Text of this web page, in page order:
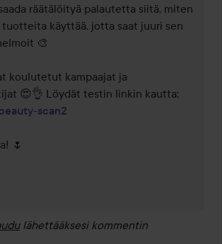
räätälöityä palautetta siitä, miten
käyttää, jotta saat juuri sen
🎨
koulutetut kampaajat ja
scan2
🌷
lähettääksesi kommentin